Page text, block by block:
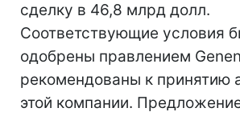
сделку в 46,8 млрд долл.
Соответствующие условия
одобрены правлением
рекомендованы к принятию
этой компании.